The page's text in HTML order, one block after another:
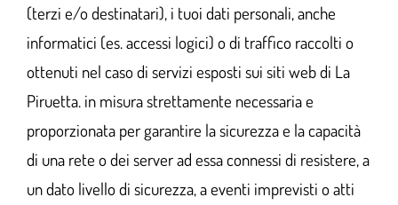
(terzi e/o destinatari), i tuoi dati personali, anche
informatici (es. accessi logici) o di traffico raccolti o
ottenuti nel caso di servizi esposti sui siti web di La
Piruetta. in misura strettamente necessaria e
proporzionata per garantire la sicurezza e la capacità
di una rete o dei server ad essa connessi di resistere, a
un dato livello di sicurezza, a eventi imprevisti o atti